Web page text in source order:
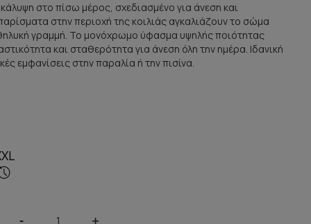
στο πίσω μέρος, σχεδιασμένο για άνεση και
στην περιοχή της κοιλιάς αγκαλιάζουν το σώμα
γραμμή. Το μονόχρωμο ύφασμα υψηλής ποιότητας
και σταθερότητα για άνεση όλη την ημέρα. Ιδανική
εμφανίσεις στην παραλία ή την πισίνα.
- +